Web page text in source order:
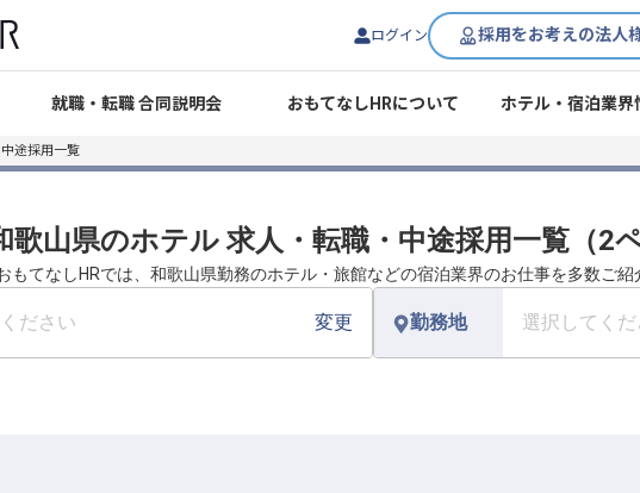
ログイン 採用をお考えの法人
就職・転職 合同説明会 おもてなしHRについて ホテル・宿泊業界
途採用一覧
歌山県のホテル 求人・転職・中途採用一覧（2
もてなしHRでは、和歌山県勤務のホテル・旅館などの宿泊業界のお仕事を多数ご
ださい 変更 勤務地 選択してく